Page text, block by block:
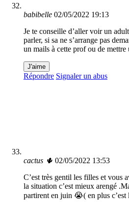
babibelle 02/05/2022 19:13
Je te conseille d’aller voir un
parler, si sa ne s’arrange pas
un mails à cette prof ou de mettre
J'aime
Répondre Signaler un abus
cactus 🌵 02/05/2022 13:53
C’est très gentil les filles et vous
la situation c’est mieux arengé
partirent en juin 😭( en plus